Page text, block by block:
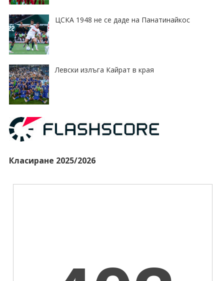
ЦСКА 1948 не се даде на Панатинайкос
Левски излъга Кайрат в края
Класиране 2025/2026